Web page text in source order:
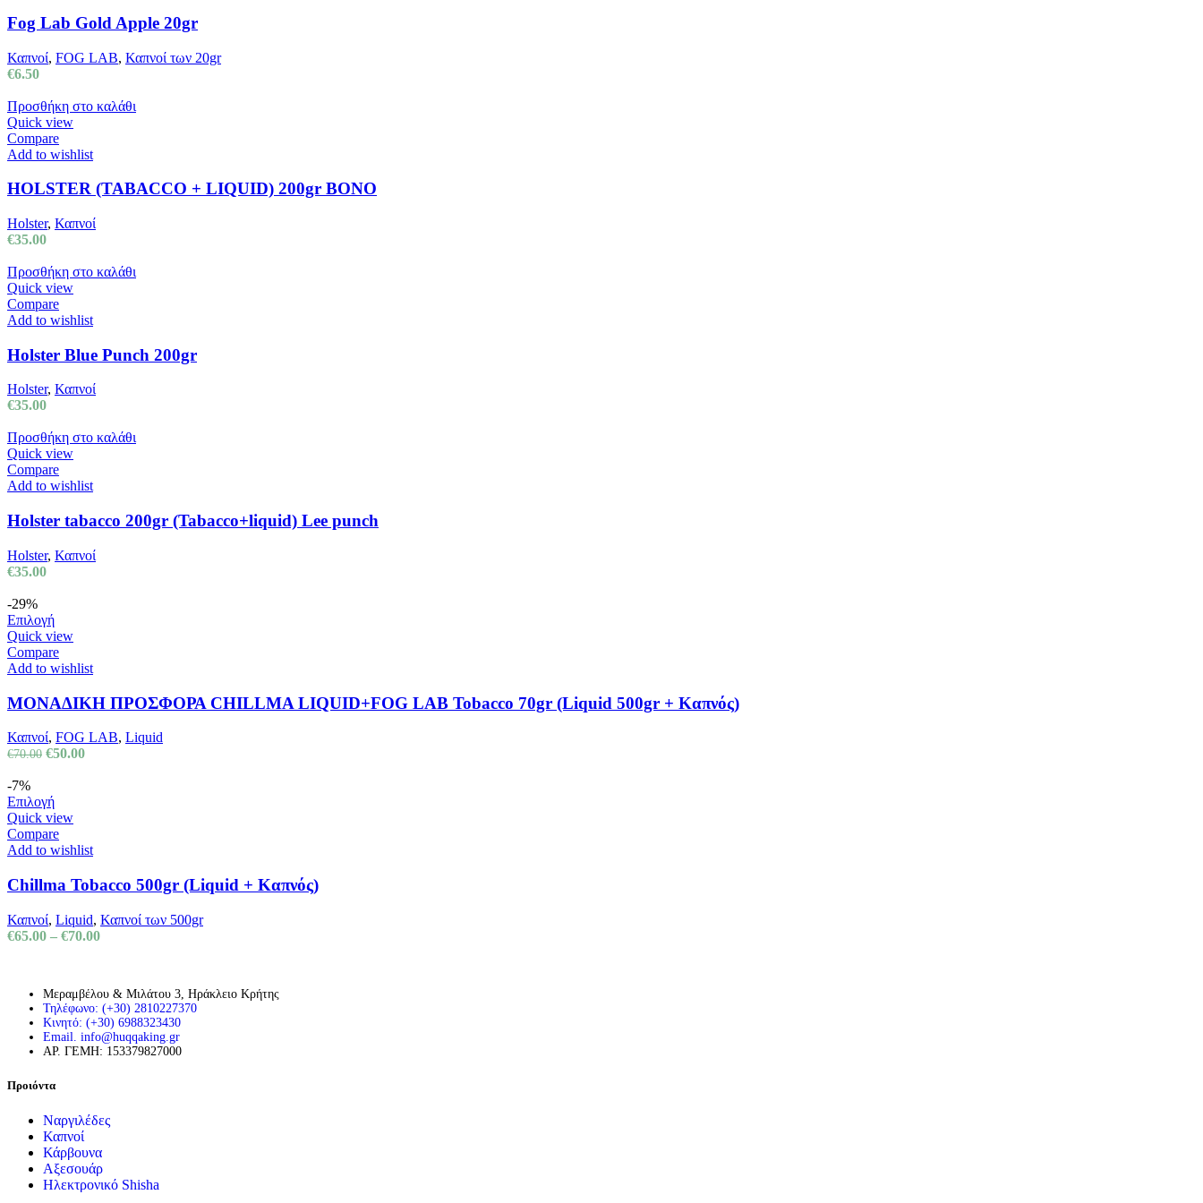
Fog Lab Gold Apple 20gr
Καπνοί, FOG LAB, Καπνοί των 20gr
€6.50
Προσθήκη στο καλάθι
Quick view
Compare
Add to wishlist
HOLSTER (TABACCO + LIQUID) 200gr BONO
Holster, Καπνοί
€35.00
Προσθήκη στο καλάθι
Quick view
Compare
Add to wishlist
Holster Blue Punch 200gr
Holster, Καπνοί
€35.00
Προσθήκη στο καλάθι
Quick view
Compare
Add to wishlist
Holster tabacco 200gr (Tabacco+liquid) Lee punch
Holster, Καπνοί
€35.00
-29%
ΕπιλογήΑυτό
το
προϊόν
έχει
παραλλαγές.
Οι
επιλογές
μπορούν
σελίδα
του
προϊόντος
Quick view
Compare
Add to wishlist
ΜΟΝΑΔΙΚΗ ΠΡΟΣΦΟΡΑ CHILLMA LIQUID+FOG LAB Tobacco 70gr (Liquid 500gr + Καπνός)
Καπνοί, FOG LAB, Liquid
€70.00 Original
€70.00.
€50.00Η
-7%
ΕπιλογήΑυτό
το
προϊόν
έχει
παραλλαγές.
Οι
επιλογές
μπορούν
να
σελίδα
του
προϊόντος
Quick view
Compare
Add to wishlist
Chillma Tobacco 500gr (Liquid + Καπνός)
Καπνοί, Liquid, Καπνοί των 500gr
€65.00 – €70.00Price
€70.00
Μεραμβέλου & Μιλάτου 3, Ηράκλειο Κρήτης
Τηλέφωνο: (+30) 2810227370
Κινητό: (+30) 6988323430
Email. info@huqqaking.gr
ΑΡ. ΓΕΜΗ: 153379827000
Προιόντα
Ναργιλέδες
Καπνοί
Κάρβουνα
Αξεσουάρ
Ηλεκτρονικό Shisha